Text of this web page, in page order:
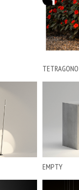
TETRAGONO
EMPTY